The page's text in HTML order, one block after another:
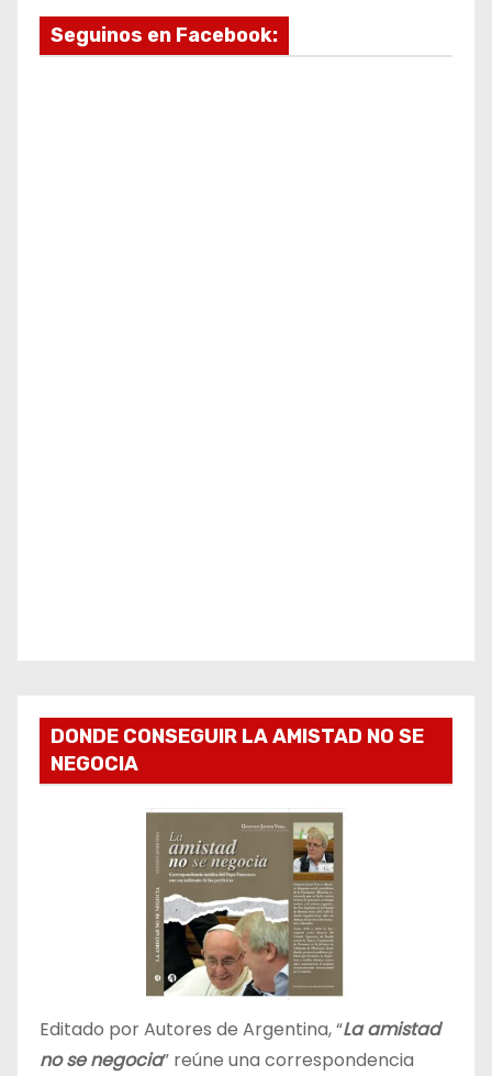
Seguinos en Facebook:
DONDE CONSEGUIR LA AMISTAD NO SE
NEGOCIA
Editado por Autores de Argentina, “La amistad
no se negocia” reúne una correspondencia